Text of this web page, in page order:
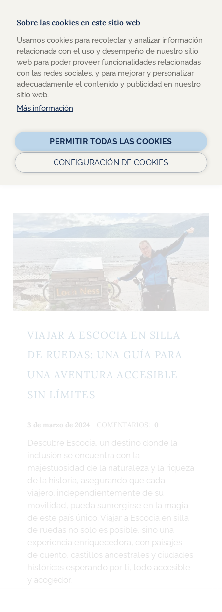
Sobre las cookies en este sitio web
Usamos cookies para recolectar y analizar información
relacionada con el uso y desempeño de nuestro sitio
web para poder proveer funcionalidades relacionadas
con las redes sociales, y para mejorar y personalizar
adecuadamente el contenido y publicidad en nuestro
sitio web.
Más información
PERMITIR TODAS LAS COOKIES
CONFIGURACIÓN DE COOKIES
TRAVEL-XPERIENCE
DESCUBRE TODA LA ACTUALIDAD SOBRE VIAJES Y
TURISMO ACCESIBLE EN NUESTRO BLOG
Buscar:
VIAJAR A ESCOCIA EN SILLA
DE RUEDAS: UNA GUÍA PARA
UNA AVENTURA ACCESIBLE
SIN LÍMITES
3 de marzo de 2024
ESCRITO
o
d
r
i
g
o
COMENTARIOS: 0
Descubre Escocia, un destino donde la
inclusión se encuentra con la
majestuosidad de la naturaleza y la riqueza
de la historia, asegurando que cada
viajero, independientemente de su
movilidad, pueda sumergirse en la magia
de este país único. Viajar a Escocia en silla
de ruedas no solo es posible, sino una
experiencia enriquecedora, con paisajes
de cuento, castillos ancestrales y ciudades
históricas esperando por ti, todo accesible
y acogedor.